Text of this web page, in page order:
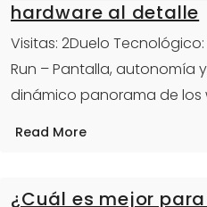
hardware al detalle
Visitas: 2Duelo
Run – Pantalla, autonomía
dinámico panorama de los
Read More
¿Cuál es mejor